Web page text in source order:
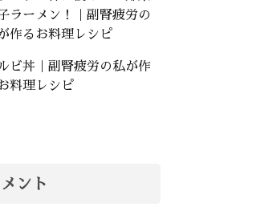
ラーメン！｜副腎疲労の
作るお料理レシピ
ビ丼｜副腎疲労の私が作
料理レシピ
ント